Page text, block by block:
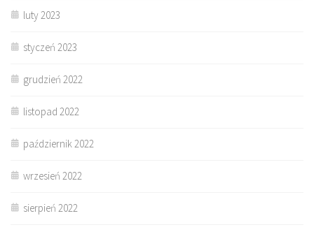
luty 2023
styczeń 2023
grudzień 2022
listopad 2022
październik 2022
wrzesień 2022
sierpień 2022